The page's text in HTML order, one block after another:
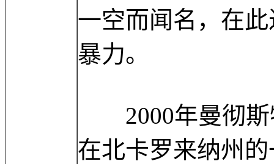
一空而闻名，在
暴力。
2000年曼彻斯
在北卡罗来纳州